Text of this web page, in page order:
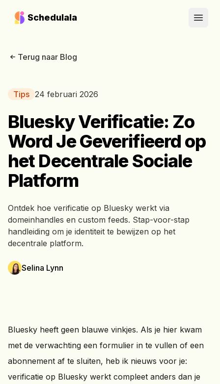
Schedulala
Open
Terug naar Blog
Tips 24 februari 2026
Bluesky Verificatie: Zo
Word Je Geverifieerd op
het Decentrale Sociale
Platform
Ontdek hoe verificatie op Bluesky werkt via
domeinhandles en custom feeds. Stap-voor-stap
handleiding om je identiteit te bewijzen op het
decentrale platform.
Selina Lynn
Bluesky heeft geen blauwe vinkjes. Als je hier kwam
met de verwachting een formulier in te vullen of een
abonnement af te sluiten, heb ik nieuws voor je:
verificatie op Bluesky werkt compleet anders dan je